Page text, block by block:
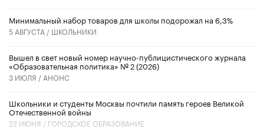
Минимальный набор товаров для школы подорожал на 6,3%
5 АВГУСТА / ШКОЛЬНИКИ
Вышел в свет новый номер научно-публицистического журнала
«Образовательная политика» № 2 (2026)
3 ИЮЛЯ / АНОНС
Школьники и студенты Москвы почтили память героев Великой
Отечественной войны
22 ИЮНЯ / ГОРОДСКОЕ ОБРАЗОВАНИЕ